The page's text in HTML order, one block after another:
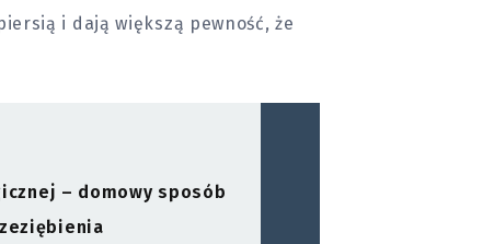
i dają większą pewność, że
– domowy sposób